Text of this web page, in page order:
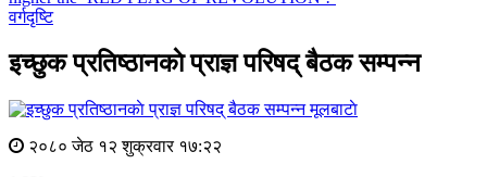
वर्गदृष्टि
इच्छुक प्रतिष्ठानकाे प्राज्ञ परिषद् बैठक सम्पन्न
मूलबाटाे
२०८० जेठ १२ शुक्रवार १७:२२